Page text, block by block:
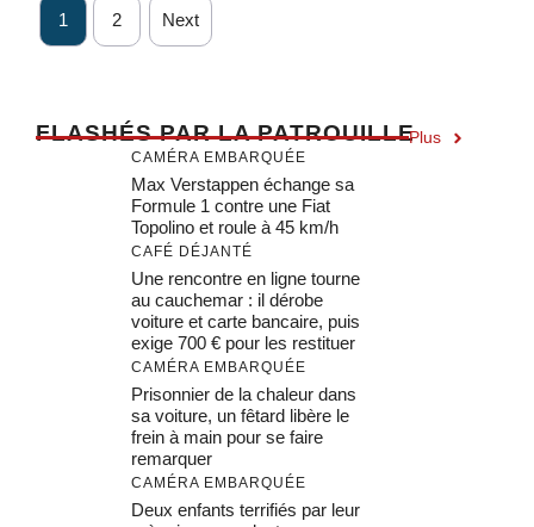
1 2 Next
FLASHÉS PAR LA PATROUILLEPlus
CAMÉRA EMBARQUÉE
Max Verstappen échange sa
Formule 1 contre une Fiat
Topolino et roule à 45 km/h
CAFÉ DÉJANTÉ
Une rencontre en ligne tourne
au cauchemar : il dérobe
voiture et carte bancaire, puis
exige 700 € pour les restituer
CAMÉRA EMBARQUÉE
Prisonnier de la chaleur dans
sa voiture, un fêtard libère le
frein à main pour se faire
remarquer
CAMÉRA EMBARQUÉE
Deux enfants terrifiés par leur